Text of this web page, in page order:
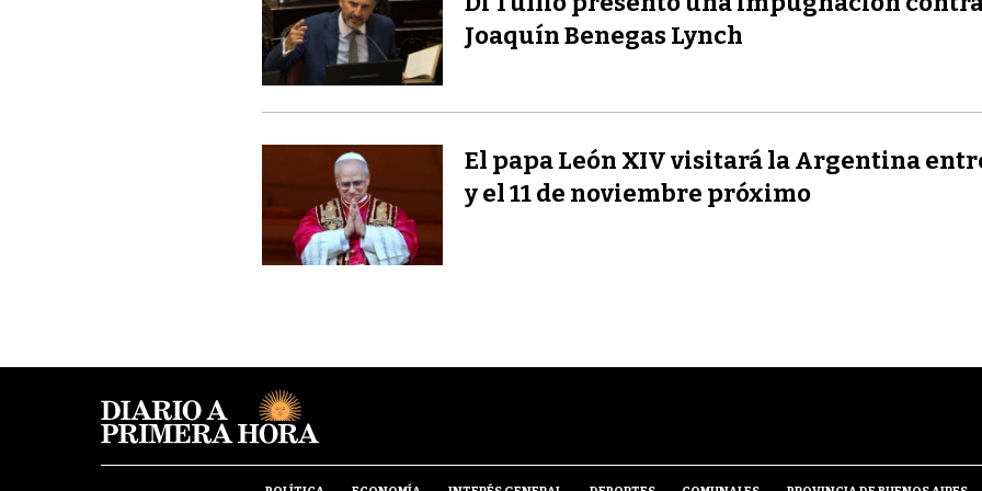
Joaquín Benegas Lynch
El papa León XIV visitará la Argentina
y el 11 de noviembre próximo